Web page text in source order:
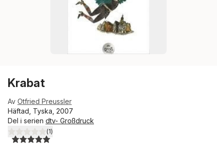
Krabat
Av Otfried Preussler
Häftad, Tyska, 2007
Del i serien dtv- Großdruck
5,0utav 5 stjärnor. Totalt antal röster:
(1)